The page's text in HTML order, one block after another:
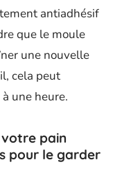
antiadhésif
que le moule
une nouvelle
cela peut
une heure.
pain
pour le garder